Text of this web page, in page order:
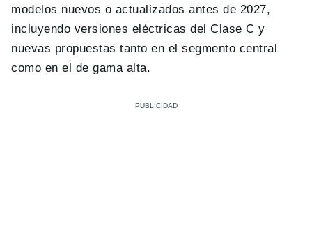
modelos nuevos o actualizados antes de 2027,
incluyendo versiones eléctricas del Clase C y
nuevas propuestas tanto en el segmento central
como en el de gama alta.